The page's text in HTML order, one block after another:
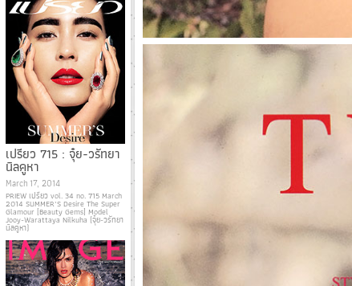
เปรียว 715 : จุ๋ย-วรัทยา
นิลคูหา
March 17, 2014
PRIEW เปรียว vol. 34 no. 715 March
2014 SUMMER’S Desire The Super
Glamour [Beauty Gems] Model
Jooy-Warattaya Nilkuha (จุ๋ย-วรัทยา
นิลคูหา)